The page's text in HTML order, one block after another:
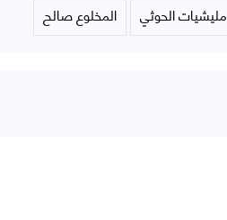
مليشيات الحوثي المخلوع صالح